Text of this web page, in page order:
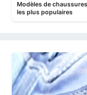
Modèles de
les plus populaires